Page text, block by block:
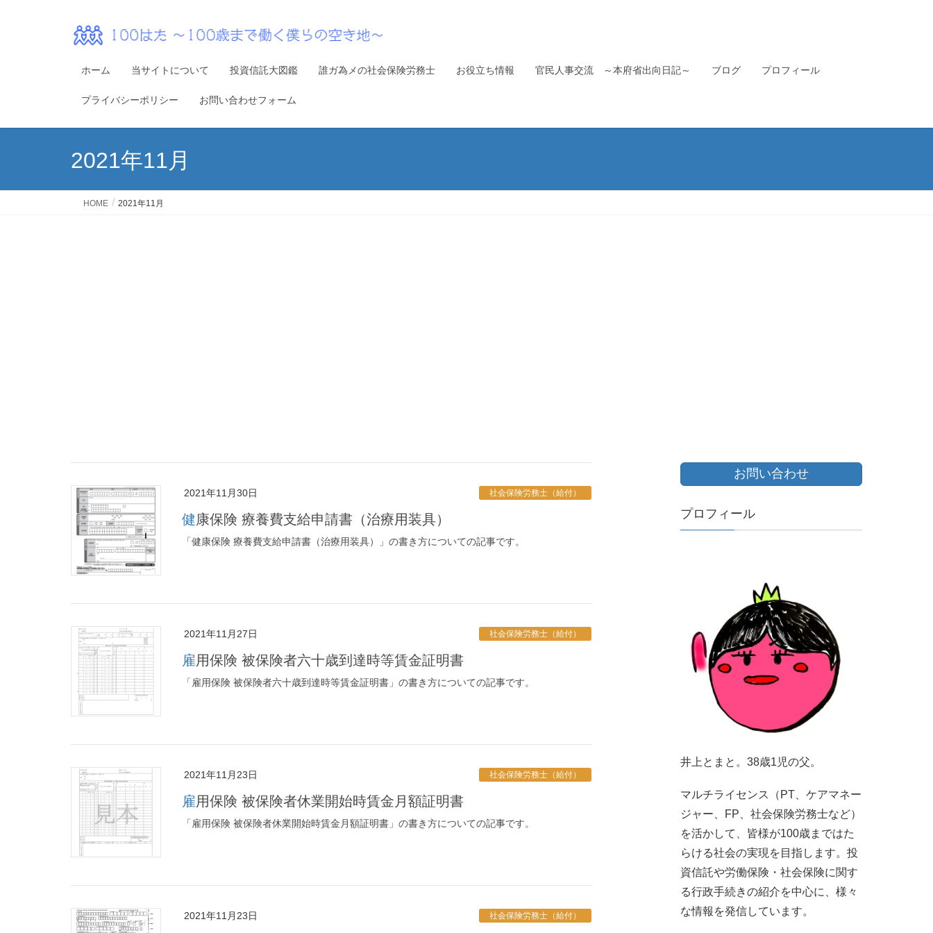
ホーム 当サイトについて 投資信託大図鑑 誰ガ為メの社会保険労務士 お役立ち情報 官民人事交流 ～本府省出向日記～ ブログ プロフィール
プライバシーポリシー お問い合わせフォーム
2021年11月
HOME 2021年11月
2021年11月30日 社会保険労務士（給付）
健康保険 療養費支給申請書（治療用装具）
「健康保険 療養費支給申請書（治療用装具）」の書き方についての記事です。
2021年11月27日 社会保険労務士（給付）
雇用保険 被保険者六十歳到達時等賃金証明書
「雇用保険 被保険者六十歳到達時等賃金証明書」の書き方についての記事です。
2021年11月23日 社会保険労務士（給付）
雇用保険 被保険者休業開始時賃金月額証明書
「雇用保険 被保険者休業開始時賃金月額証明書」の書き方についての記事です。
2021年11月23日 社会保険労務士（給付）
お問い合わせ
プロフィール
井上とまと。38歳1児の父。
マルチライセンス（PT、ケアマネー
ジャー、FP、社会保険労務士など）
を活かして、皆様が100歳まではた
らける社会の実現を目指します。投
資信託や労働保険・社会保険に関す
る行政手続きの紹介を中心に、様々
な情報を発信しています。